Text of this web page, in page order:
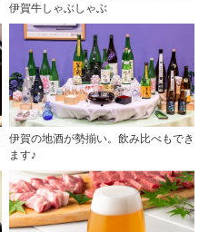
伊賀牛しゃぶしゃぶ
伊賀の地酒が勢揃い。飲み比べもでき
ます♪